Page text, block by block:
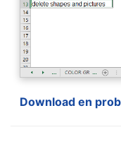
Download en